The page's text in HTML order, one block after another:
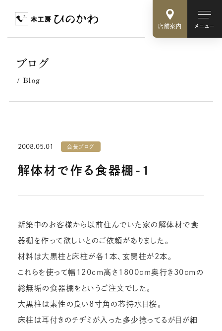
店舗案内 メニュー
ブログ
Blog
2008.05.01 会長ブログ
新築中のお客様から以前住んでいた家の解体材で食
器棚を作って欲しいとのご依頼がありました。
材料は大黒柱と床柱が各1本、玄関柱が2本。
これらを使って幅120ｃｍ高さ1800ｃｍ奥行き30ｃｍの
総無垢の食器棚をというご注文でした。
大黒柱は素性の良い8寸角の芯持水目桜。
床柱は耳付きのチヂミが入った多少捻ってるが目が細